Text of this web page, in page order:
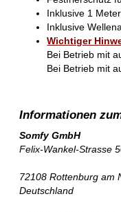
Inklusive 1
Inklusive
Wichtiger
Bei Betrieb mit
Bei Betrieb mit
Somfy GmbH
Felix-Wankel-Strasse
72108 Rottenburg am
Deutschland